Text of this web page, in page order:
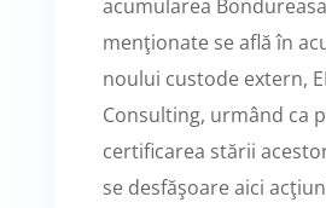
acumularea
menţionate se află în
noului custode extern,
Consulting, urmând ca
certificarea stării
se desfăşoare aici